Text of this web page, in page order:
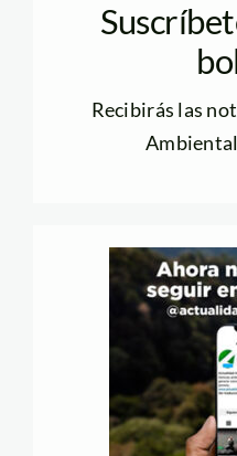
Recibirás las